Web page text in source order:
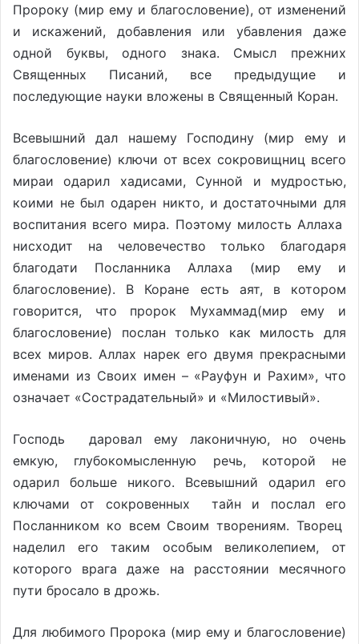
Пророку (мир ему и благословение), от изменений
и искажений, добавления или убавления даже
одной буквы, одного знака. Смысл прежних
Священных Писаний, все предыдущие и
последующие науки вложены в Священный Коран.
Всевышний дал нашему Господину (мир ему и
благословение) ключи от всех сокровищниц всего
мираи одарил хадисами, Сунной и мудростью,
коими не был одарен никто, и достаточными для
воспитания всего мира. Поэтому милость Аллаха
нисходит на человечество только благодаря
благодати Посланника Аллаха (мир ему и
благословение). В Коране есть аят, в котором
говорится, что пророк Мухаммад(мир ему и
благословение) послан только как милость для
всех миров. Аллах нарек его двумя прекрасными
именами из Своих имен – «Рауфун и Paxим», что
означает «Сострадательный» и «Милостивый».
Господь даровал ему лаконичную, но очень
емкую, глубокомысленную речь, которой не
одарил больше никого. Всевышний одарил его
ключами от сокровенных тайн и послал его
Посланником ко всем Своим творениям. Творец
наделил его таким особым великолепием, от
которого врага даже на расстоянии месячного
пути бросало в дрожь.
Для любимого Пророка (мир ему и благословение)